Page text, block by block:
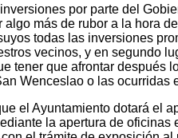
por parte del
más de rubor a la hora
todas las inversiones
vecinos, y en segundo
tener que afrontar después
Wenceslao o las ocurridas
el Ayuntamiento dotará el
la apertura de oficinas